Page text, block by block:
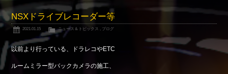
About NSX
NSXについて
Reflesh Plan
整備・修理・カスタム例
Trade in
買取査定
NSXドライブレコーダー等
2021.01.15 ニュース＆トピックス , ブログ
以前より行っている、ドラレコやETC
ルームミラー型バックカメラの施工、